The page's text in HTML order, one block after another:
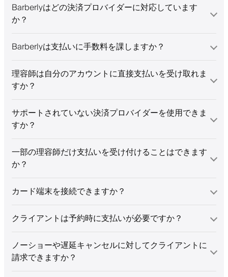
Barberlyはどの決済プロバイダーに対応しています
か？
Barberlyは支払いに手数料を課しますか？
理容師は自分のアカウントに直接支払いを受け取れま
すか？
サポートされていない決済プロバイダーを使用できま
すか？
一部の理容師だけ支払いを受け付けることはできます
か？
カード端末を接続できますか？
クライアントは予約時に支払いが必要ですか？
ノーショーや遅延キャンセルに対してクライアントに
請求できますか？